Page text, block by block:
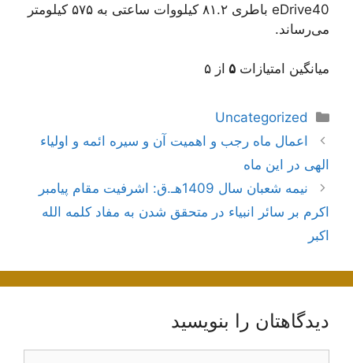
eDrive40 باطری ۸۱.۲ کیلووات ساعتی به ۵۷۵ کیلومتر
می‌رساند.
میانگین امتیازات ۵ از ۵
دسته‌ها
Uncategorized
ناوبری
نوشته‌ها
اعمال ماه رجب و اهمیت آن و سیره ائمه و اولیاء
الهی در این ماه
نیمه شعبان سال 1409هـ.ق: اشرفیت مقام پیامبر
اكرم بر سائر انبیاء در متحقق شدن به مفاد كلمه الله
اكبر
دیدگاهتان را بنویسید